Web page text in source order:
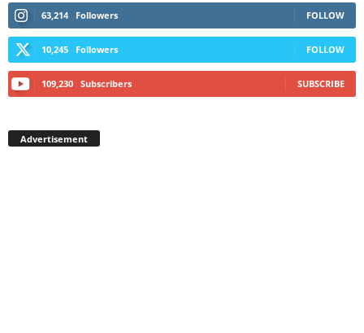
63,214 Followers FOLLOW
10,245 Followers FOLLOW
109,230 Subscribers SUBSCRIBE
Advertisement